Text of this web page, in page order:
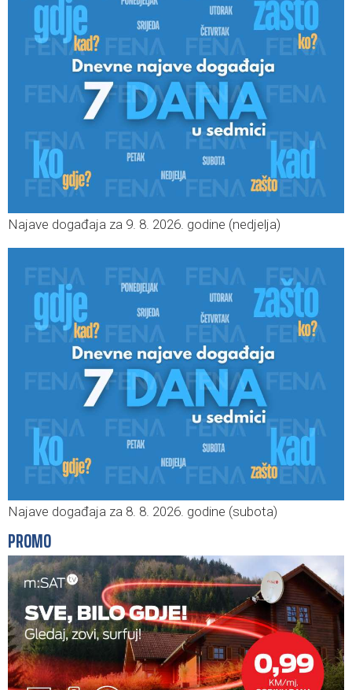
Najave događaja za 9. 8. 2026. godine (nedjelja)
Najave događaja za 8. 8. 2026. godine (subota)
PROMO